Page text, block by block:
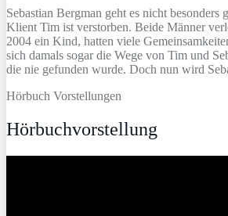
Sebastian Bergman geht es nicht besonders
Klient Tim ist verstorben. Beide Männer
2004 ein Kind, hatten viele
sich damals sogar die Wege von Tim und
die nie gefunden wurde. Doch nun wird
Hörbuch Vorstellungen
Hörbuchvorstellung